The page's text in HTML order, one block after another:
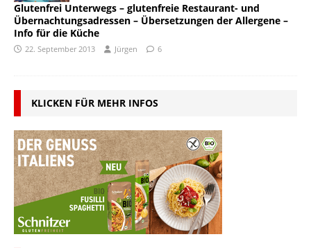
Glutenfrei Unterwegs – glutenfreie Restaurant- und
Übernachtungsadressen – Übersetzungen der Allergene –
Info für die Küche
22. September 2013 Jürgen 6
KLICKEN FÜR MEHR INFOS